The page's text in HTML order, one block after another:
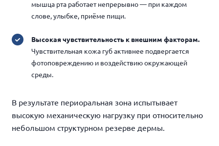
мышца рта работает непрерывно — при каждом
слове, улыбке, приёме пищи.
Высокая чувствительность к внешним факторам.
Чувствительная кожа губ активнее подвергается
фотоповреждению и воздействию окружающей
среды.
В результате периоральная зона испытывает
высокую механическую нагрузку при относительно
небольшом структурном резерве дермы.